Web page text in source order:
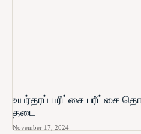
உயர்தரப் பரீட்சை பரீட்சை
தடை
November 17, 2024